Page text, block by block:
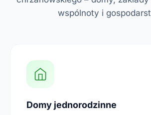
wspólnoty i
Domy jednorodzinne